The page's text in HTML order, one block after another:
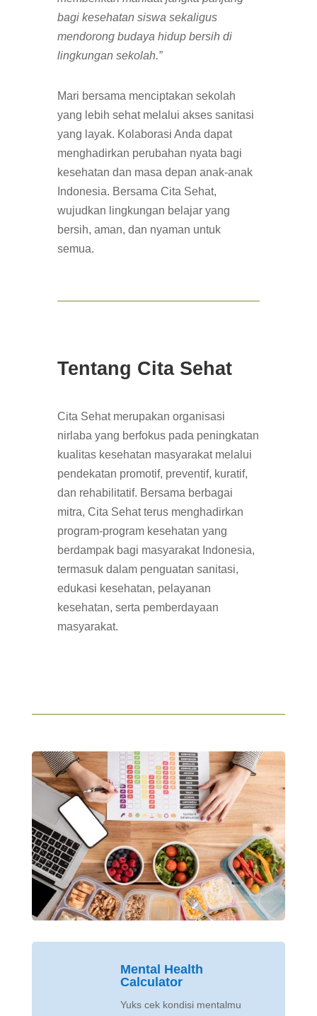
bagi kesehatan siswa sekaligus
mendorong budaya hidup bersih di
lingkungan sekolah.”
Mari bersama menciptakan sekolah
yang lebih sehat melalui akses sanitasi
yang layak. Kolaborasi Anda dapat
menghadirkan perubahan nyata bagi
kesehatan dan masa depan anak-anak
Indonesia. Bersama Cita Sehat,
wujudkan lingkungan belajar yang
bersih, aman, dan nyaman untuk
semua.
Tentang Cita Sehat
Cita Sehat merupakan organisasi
nirlaba yang berfokus pada peningkatan
kualitas kesehatan masyarakat melalui
pendekatan promotif, preventif, kuratif,
dan rehabilitatif. Bersama berbagai
mitra, Cita Sehat terus menghadirkan
program-program kesehatan yang
berdampak bagi masyarakat Indonesia,
termasuk dalam penguatan sanitasi,
edukasi kesehatan, pelayanan
kesehatan, serta pemberdayaan
masyarakat.
Mental Health
Calculator
Yuks cek kondisi mentalmu